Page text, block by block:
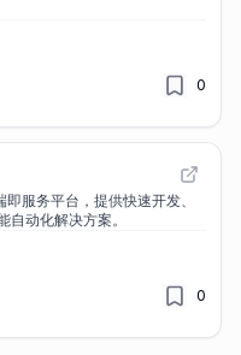
0
服务平台，提供快速开发、
动化解决方案。
0